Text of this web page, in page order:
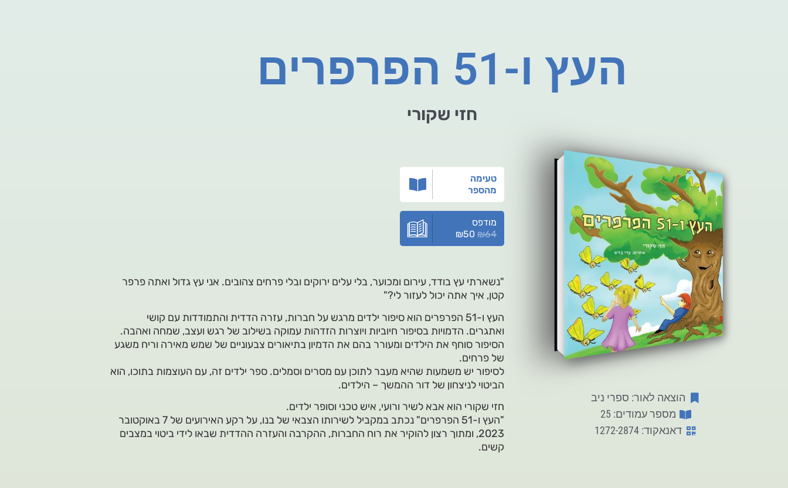
העץ ו-51 הפרפרים
חזי שקורי
הוצאה לאור: ספרי ניב
מספר עמודים: 25
דאנאקוד: 1272-2874
טעימה
מהספר
מודפס
₪64
₪50
"נשארתי עץ בודד, עירום ומכוער, בלי עלים ירוקים ובלי פרחים צהובים. אני עץ גדול ואתה פרפר
קטן, איך אתה יכול לעזור לי?"
העץ ו-51 הפרפרים הוא סיפור ילדים מרגש על חברות, עזרה הדדית והתמודדות עם קושי
ואתגרים. הדמויות בסיפור חיוביות ויוצרות הזדהות עמוקה בשילוב של רגש ועצב, שמחה ואהבה.
הסיפור סוחף את הילדים ומעורר בהם את הדמיון בתיאורים צבעוניים של שמש מאירה וריח משגע
של פרחים.
לסיפור יש משמעות שהיא מעבר לתוכן עם מסרים וסמלים. ספר ילדים זה, עם העוצמות בתוכו, הוא
הביטוי לניצחון של דור ההמשך – הילדים.
חזי שקורי הוא אבא לשיר ורועי, איש טכני וסופר ילדים.
"העץ ו-51 הפרפרים" נכתב במקביל לשירותו הצבאי של בנו, על רקע האירועים של 7 באוקטובר
2023, ומתוך רצון להוקיר את רוח החברות, ההקרבה והעזרה ההדדית שבאו לידי ביטוי במצבים
קשים.